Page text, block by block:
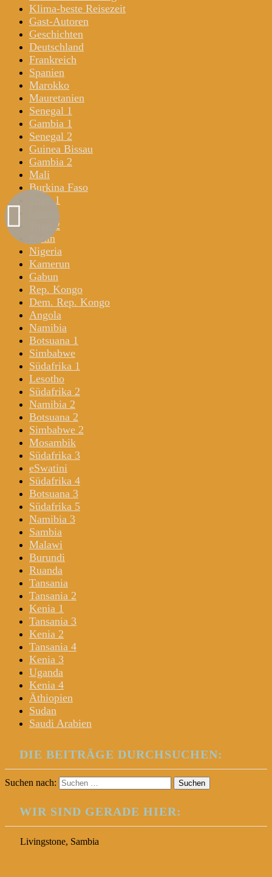
Klima-beste Reisezeit
Gast-Autoren
Geschichten
Deutschland
Frankreich
Spanien
Marokko
Mauretanien
Senegal 1
Gambia 1
Senegal 2
Guinea Bissau
Gambia 2
Mali
Burkina Faso
Togo 1
Togo 2
Benin
Nigeria
Kamerun
Gabun
Rep. Kongo
Dem. Rep. Kongo
Angola
Namibia
Botsuana 1
Simbabwe
Südafrika 1
Lesotho
Südafrika 2
Namibia 2
Botsuana 2
Simbabwe 2
Mosambik
Südafrika 3
eSwatini
Südafrika 4
Botsuana 3
Südafrika 5
Namibia 3
Sambia
Malawi
Burundi
Ruanda
Tansania
Tansania 2
Kenia 1
Tansania 3
Kenia 2
Tansania 4
Kenia 3
Uganda
Kenia 4
Äthiopien
Sudan
Saudi Arabien
DIE BEITRÄGE DURCHSUCHEN:
Suchen nach:
WIR SIND GERADE HIER:
Livingstone, Sambia